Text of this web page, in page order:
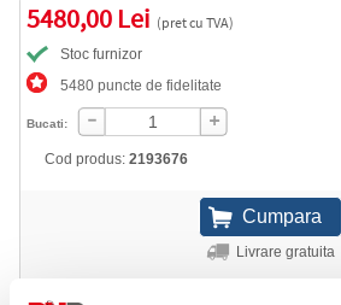
5480,00 Lei (pret cu TVA)
Stoc furnizor
5480 puncte de fidelitate
Bucati:
Cod produs: 2193676
Livrare gratuita